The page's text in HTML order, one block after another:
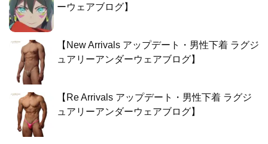
ーウェアブログ】
【New Arrivals アップデート・男性下着 ラグジ
ュアリーアンダーウェアブログ】
【Re Arrivals アップデート・男性下着 ラグジ
ュアリーアンダーウェアブログ】